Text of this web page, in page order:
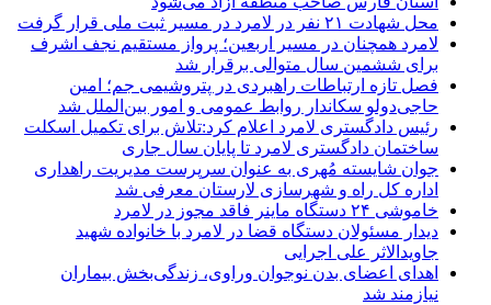
محل شهادت ۲۱ نفر در لامرد در مسیر ثبت ملی قرار گرفت
لامرد همچنان در مسیر اربعین؛ پرواز مستقیم نجف اشرف
برای ششمین سال متوالی برقرار شد
فصل تازه ارتباطات راهبردی در پتروشیمی جم؛ امین
حاجی‌دولو سکاندار روابط عمومی و امور بین‌الملل شد
رئیس دادگستری لامرد اعلام کرد:تلاش برای تکمیل اسکلت
ساختمان دادگستری لامرد تا پایان سال جاری
جوان شایسته مُهری به عنوان سرپرست مدیریت راهداری
اداره کل راه و شهرسازی لارستان معرفی شد
خاموشی ۲۴ دستگاه ماینر فاقد مجوز در لامرد
دیدار مسئولان دستگاه قضا در لامرد با خانواده شهید
جاویدالاثر علی اجرایی
اهدای اعضای بدن نوجوان وراوی، زندگی‌بخش بیماران
نیازمند شد